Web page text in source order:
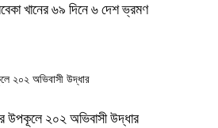
খানের ৬৯ দিনে ৬ দেশ ভ্রমণ
২০২ অভিবাসী উদ্ধার
উপকূলে ২০২ অভিবাসী উদ্ধার